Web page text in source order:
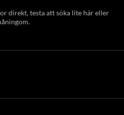
direkt, testa att söka lite här eller